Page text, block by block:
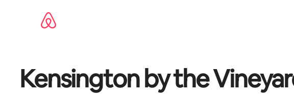
Kensington by the